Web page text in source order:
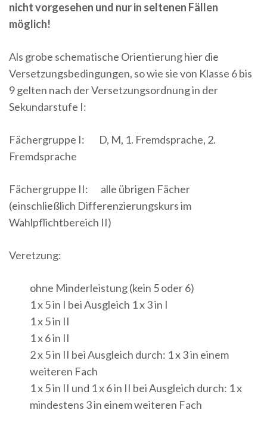
nicht vorgesehen und nur in seltenen Fällen
möglich!
Als grobe schematische Orientierung hier die
Versetzungsbedingungen, so wie sie von Klasse 6 bis
9 gelten nach der Versetzungsordnung in der
Sekundarstufe I:
Fächergruppe I: D, M, 1. Fremdsprache, 2.
Fremdsprache
Fächergruppe II: alle übrigen Fächer
(einschließlich Differenzierungskurs im
Wahlpflichtbereich II)
Veretzung:
ohne Minderleistung (kein 5 oder 6)
1 x 5 in I bei Ausgleich 1 x 3 in I
1 x 5 in II
1 x 6 in II
2 x 5 in II bei Ausgleich durch: 1 x 3 in einem
weiteren Fach
1 x 5 in II und 1 x 6 in II bei Ausgleich durch: 1 x
mindestens 3 in einem weiteren Fach